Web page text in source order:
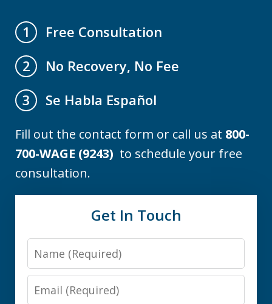
1
Free Consultation
2
No Recovery, No Fee
3
Se Habla Español
Fill out the contact form or call us at 800-
700-WAGE (9243) to schedule your free
consultation.
Get In Touch
Name
Email